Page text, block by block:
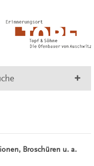
Broschüren u. a.